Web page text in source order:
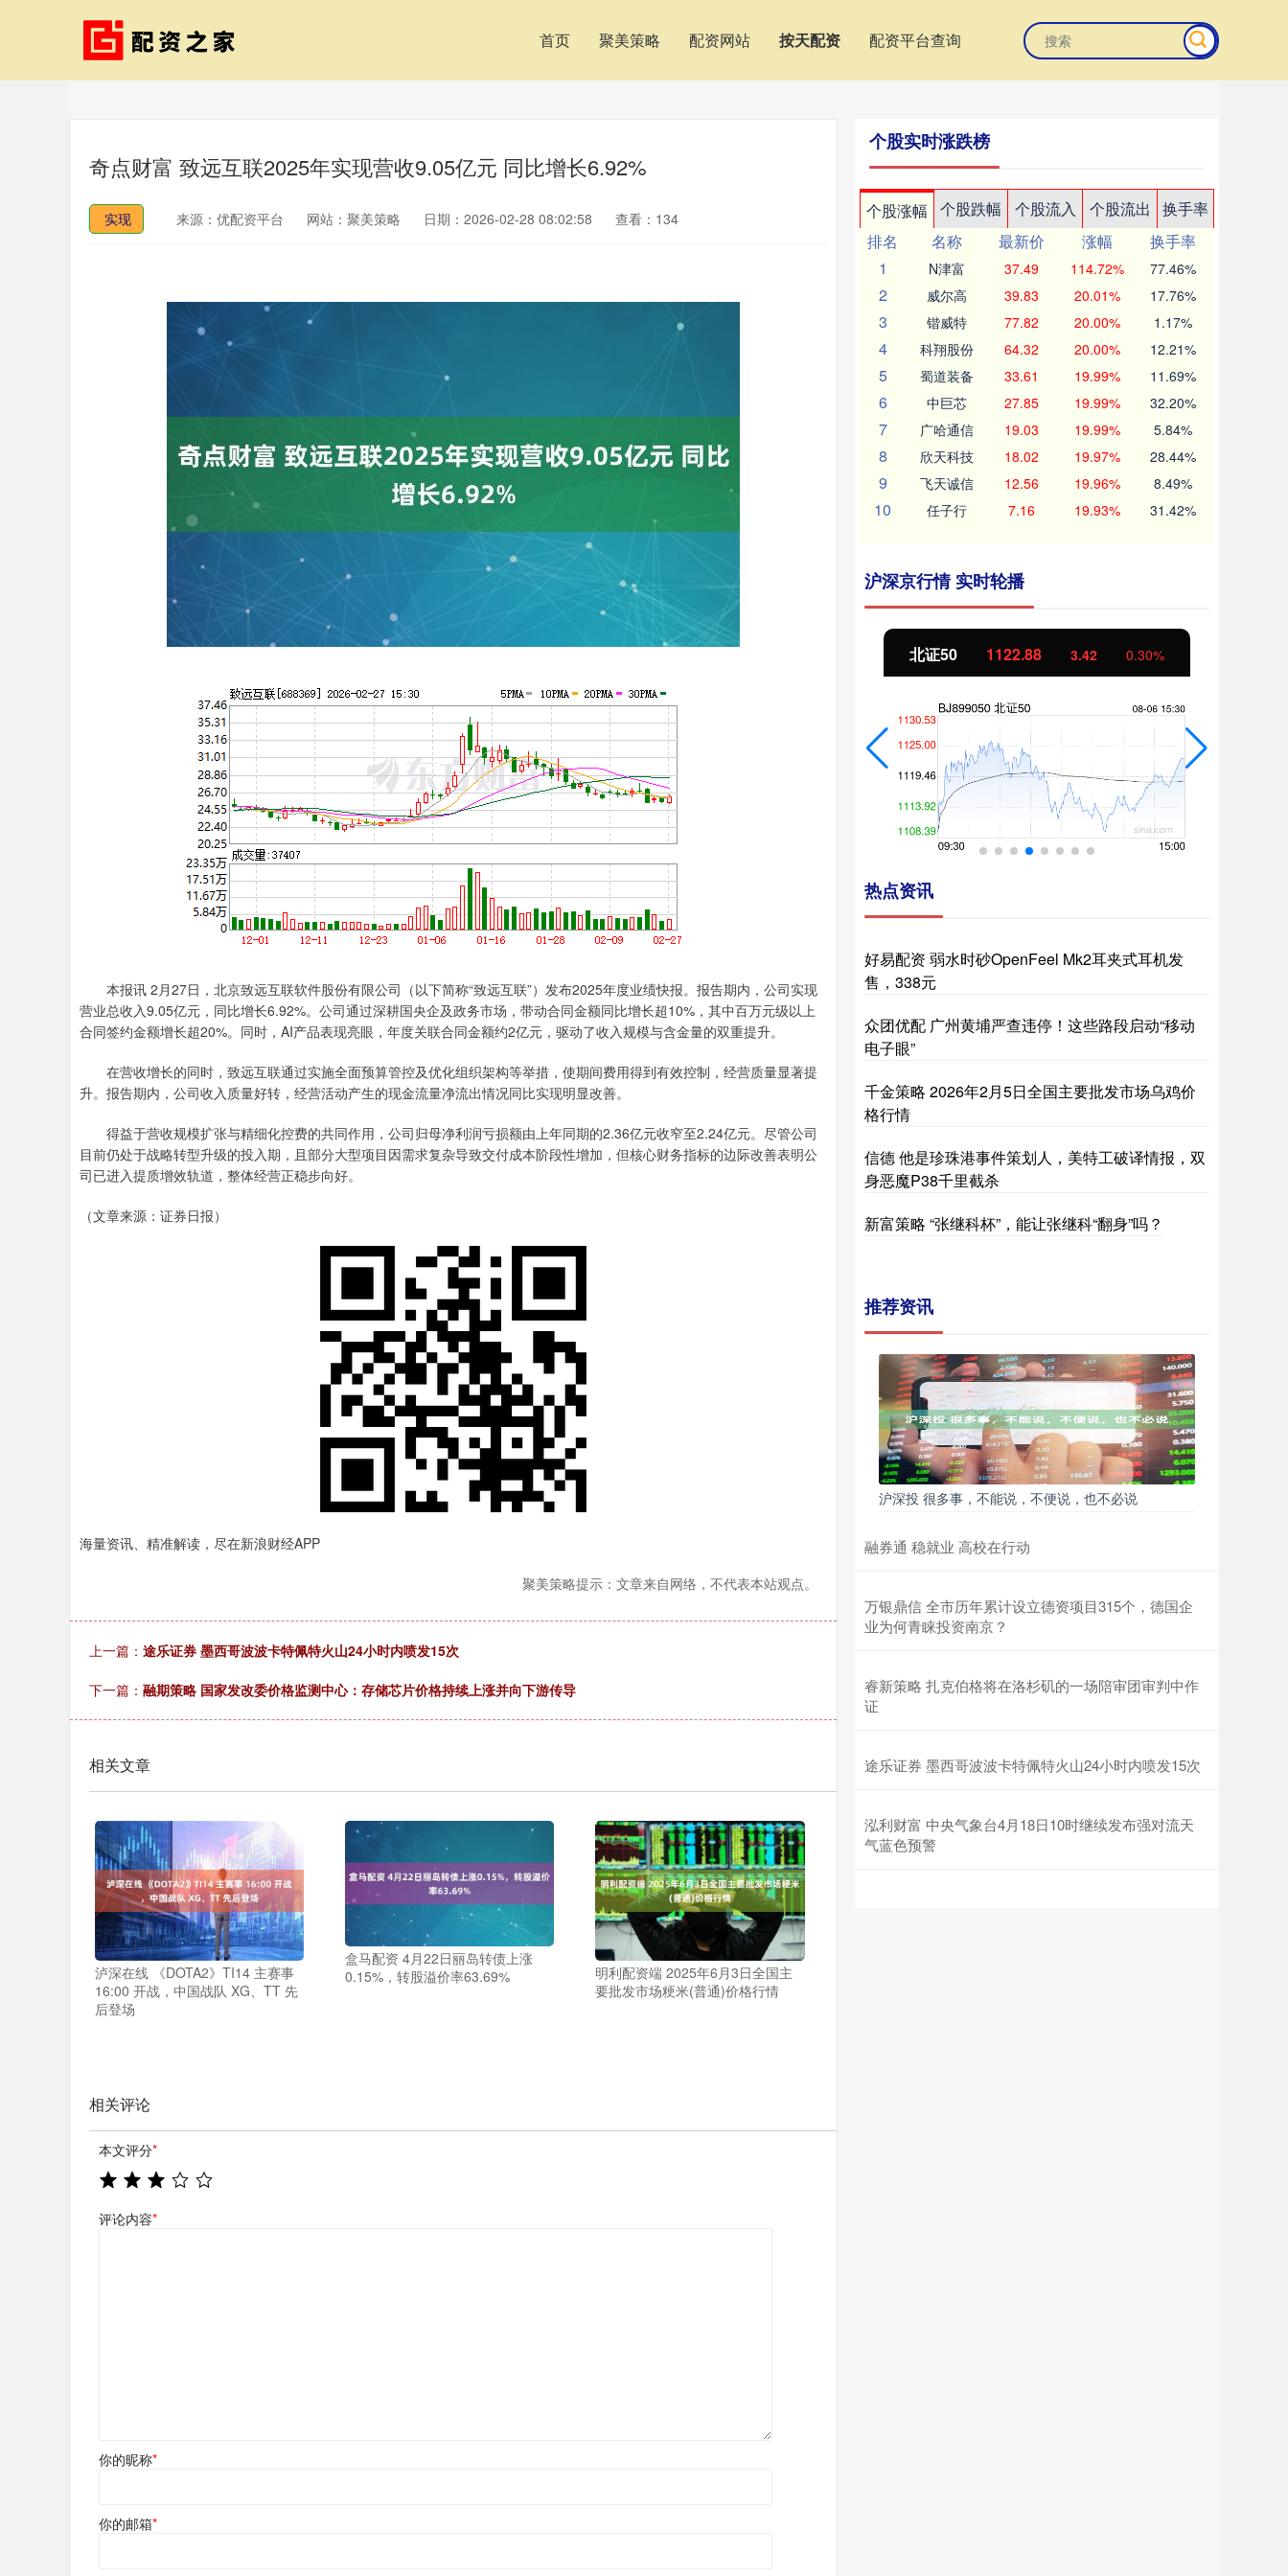
首页 聚美策略 配资网站 按天配资 配资平台查询
奇点财富 致远互联2025年实现营收9.05亿元 同比增长6.92%
实现 来源：优配资平台 网站：聚美策略 日期：2026-02-28 08:02:58 查看：134
本报讯 2月27日，北京致远互联软件股份有限公司（以下简称“致远互联”）发布2025年度业绩快报。报告期内，公司实现
营业总收入9.05亿元，同比增长6.92%。公司通过深耕国央企及政务市场，带动合同金额同比增长超10%，其中百万元级以上
合同签约金额增长超20%。同时，AI产品表现亮眼，年度关联合同金额约2亿元，驱动了收入规模与含金量的双重提升。
在营收增长的同时，致远互联通过实施全面预算管控及优化组织架构等举措，使期间费用得到有效控制，经营质量显著提
升。报告期内，公司收入质量好转，经营活动产生的现金流量净流出情况同比实现明显改善。
得益于营收规模扩张与精细化控费的共同作用，公司归母净利润亏损额由上年同期的2.36亿元收窄至2.24亿元。尽管公司
目前仍处于战略转型升级的投入期，且部分大型项目因需求复杂导致交付成本阶段性增加，但核心财务指标的边际改善表明公
司已进入提质增效轨道，整体经营正稳步向好。
（文章来源：证券日报）
海量资讯、精准解读，尽在新浪财经APP
聚美策略提示：文章来自网络，不代表本站观点。
上一篇： 途乐证券 墨西哥波波卡特佩特火山24小时内喷发15次
下一篇： 融期策略 国家发改委价格监测中心：存储芯片价格持续上涨并向下游传导
相关文章
泸深在线 《DOTA2》TI14 主赛事
16:00 开战，中国战队 XG、TT 先
后登场
盒马配资 4月22日丽岛转债上涨
0.15%，转股溢价率63.69%
明利配资端 2025年6月3日全国主
要批发市场粳米(普通)价格行情
相关评论
本文评分*
评论内容*
你的昵称*
你的邮箱*
个股实时涨跌榜
个股涨幅 个股跌幅 个股流入 个股流出
换手率
排名
名称 最新价 涨幅
换手率
1
N津富 37.49 114.72% 77.46%
2 威尔高 39.83 20.01% 17.76%
3 锴威特 77.82 20.00% 1.17%
4 科翔股份 64.32 20.00% 12.21%
5 蜀道装备 33.61 19.99% 11.69%
6 中巨芯 27.85 19.99% 32.20%
7 广哈通信 19.03 19.99% 5.84%
8 欣天科技 18.02 19.97% 28.44%
9 飞天诚信 12.56 19.96% 8.49%
10 任子行 7.16 19.93% 31.42%
沪深京行情 实时轮播
深证成指 14110.12 沪深300 4651.31 北证50 1122.88 3.42 0.30%
热点资讯
好易配资 弱水时砂OpenFeel Mk2耳夹式耳机发
售，338元
众团优配 广州黄埔严查违停！这些路段启动“移动
电子眼”
千金策略 2026年2月5日全国主要批发市场乌鸡价
格行情
信德 他是珍珠港事件策划人，美特工破译情报，双
身恶魔P38千里截杀
新富策略 “张继科杯”，能让张继科“翻身”吗？
推荐资讯
沪深投 很多事，不能说，不便说，也不必说
融券通 稳就业 高校在行动
万银鼎信 全市历年累计设立德资项目315个，德国企
业为何青睐投资南京？
睿新策略 扎克伯格将在洛杉矶的一场陪审团审判中作
证
途乐证券 墨西哥波波卡特佩特火山24小时内喷发15次
泓利财富 中央气象台4月18日10时继续发布强对流天
气蓝色预警